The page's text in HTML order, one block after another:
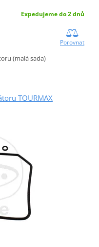
Expedujeme do 2 dnů
Porovnat
(malá sada)
TOURMAX